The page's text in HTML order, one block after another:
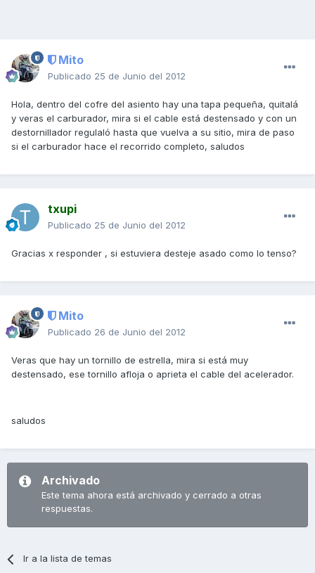
Mito
Publicado 25 de Junio del 2012
Hola, dentro del cofre del asiento hay una tapa pequeña, quitalá
y veras el carburador, mira si el cable está destensado y con un
destornillador regulaló hasta que vuelva a su sitio, mira de paso
si el carburador hace el recorrido completo, saludos
txupi
Publicado 25 de Junio del 2012
Gracias x responder , si estuviera desteje asado como lo tenso?
Mito
Publicado 26 de Junio del 2012
Veras que hay un tornillo de estrella, mira si está muy
destensado, ese tornillo afloja o aprieta el cable del acelerador.
saludos
Archivado
Este tema ahora está archivado y cerrado a otras
respuestas.
Ir a la lista de temas